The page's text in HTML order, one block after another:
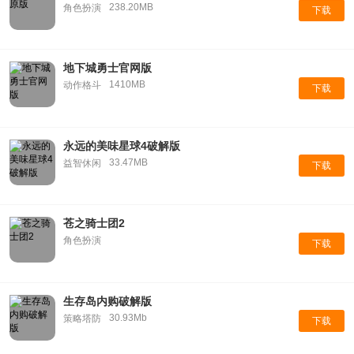
角色扮演 238.20MB 下载
地下城勇士官网版
动作格斗 1410MB 下载
永远的美味星球4破解版
益智休闲 33.47MB 下载
苍之骑士团2
角色扮演 下载
生存岛内购破解版
策略塔防 30.93Mb 下载